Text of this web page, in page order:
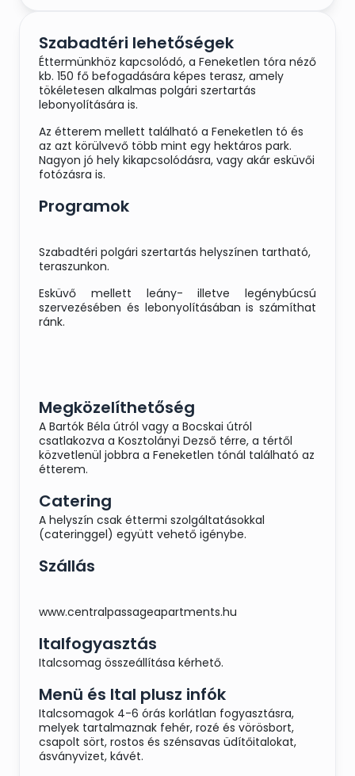
nudlival, körte chutney-
val
Sült karamellás sajt torta
zöldcitromos rebarbara
Esküvői menü ajánlat
Konfitált libamell
majonézzel olívás kenyér
salátával
Tűzdelt szarvas szelet,
sült vargányával, forró
tökmagos céklával
Marcipános csokoládé
Házi paraszt sonka
tormás rukkolával,
marinált paprikával
Fácán esszencia
libamájas fánkkal
Borjú bélszín chilis óriás
Szabadtéri lehetőségek
Éttermünkhöz kapcsolódó, a Feneketlen tóra néző
kb. 150 fő befogadására képes terasz, amely
tökéletesen alkalmas polgári szertartás
lebonyolítására is.
Az étterem mellett található a Feneketlen tó és
az azt körülvevő több mint egy hektáros park.
Nagyon jó hely kikapcsolódásra, vagy akár esküvői
fotózásra is.
Programok
Szabadtéri polgári szertartás helyszínen tartható,
teraszunkon.
Esküvő mellett leány- illetve legénybúcsú
szervezésében és lebonyolításában is számíthat
ránk.
Megközelíthetőség
A Bartók Béla útról vagy a Bocskai útról
csatlakozva a Kosztolányi Dezső térre, a tértől
közvetlenül jobbra a Feneketlen tónál található az
étterem.
Catering
A helyszín csak éttermi szolgáltatásokkal
(cateringgel) együtt vehető igénybe.
Szállás
www.centralpassageapartments.hu
Italfogyasztás
Italcsomag összeállítása kérhető.
Menü és Ital plusz infók
Italcsomagok 4-6 órás korlátlan fogyasztásra,
melyek tartalmaznak fehér, rozé és vörösbort,
csapolt sört, rostos és szénsavas üdítőitalokat,
ásványvizet, kávét.